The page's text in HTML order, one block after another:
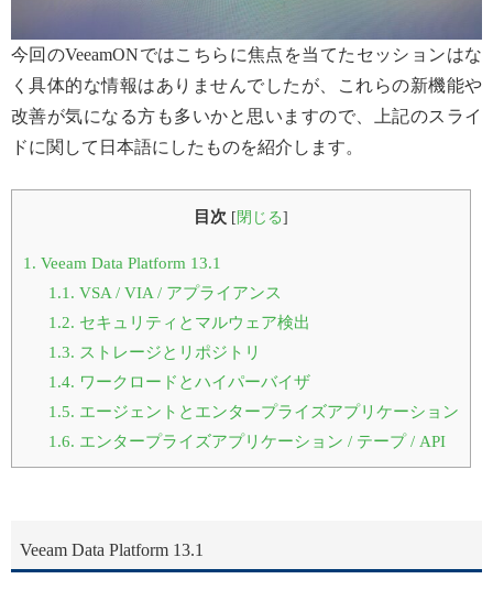
今回のVeeamONではこちらに焦点を当てたセッションはな
く具体的な情報はありませんでしたが、これらの新機能や
改善が気になる方も多いかと思いますので、上記のスライ
ドに関して日本語にしたものを紹介します。
目次 [ 閉じる]
1. Veeam Data Platform 13.1
1.1. VSA / VIA / アプライアンス
1.2. セキュリティとマルウェア検出
1.3. ストレージとリポジトリ
1.4. ワークロードとハイパーバイザ
1.5. エージェントとエンタープライズアプリケーション
1.6. エンタープライズアプリケーション / テープ / API
Veeam Data Platform 13.1